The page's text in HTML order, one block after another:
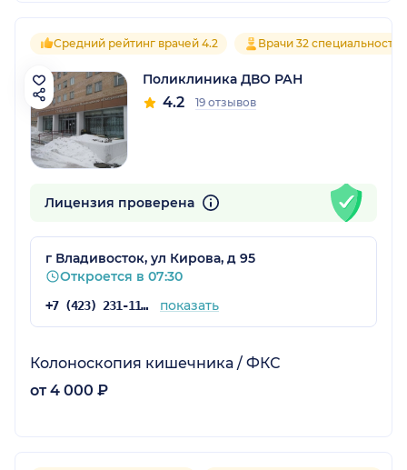
Средний рейтинг врачей 4.2 Врачи 32 специальностей
Поликлиника ДВО РАН
4.2 19 отзывов
Лицензия проверена
г Владивосток, ул Кирова, д 95
Откроется в 07:30
+7 (423) 231-11-84 показать
Колоноскопия кишечника / ФКС
от 4 000 ₽